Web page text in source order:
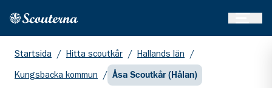
Hem
Startsida / Hitta scoutkår / Hallands län /
Kungsbacka kommun / Åsa Scoutkår (Hålan)